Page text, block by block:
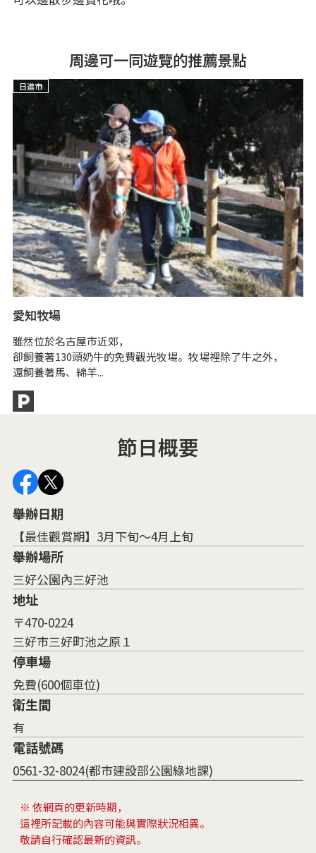
周邊可一同遊覽的推薦景點
日進市
愛知牧場
雖然位於名古屋市近郊，
卻飼養著130頭奶牛的免費觀光牧場。牧場裡除了牛之外，
還飼養著馬、綿羊...
節日概要
舉辦日期
【最佳觀賞期】3月下旬～4月上旬
舉辦場所
三好公園內三好池
地址
〒470-0224
三好市三好町池之原１
停車場
免費(600個車位)
衛生間
有
電話號碼
0561-32-8024(都市建設部公園綠地課)
※ 依網頁的更新時期，
這裡所記載的內容可能與實際狀況相異。
敬請自行確認最新的資訊。